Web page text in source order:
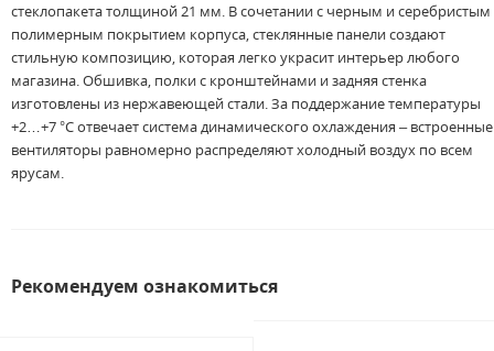
стеклопакета толщиной 21 мм. В сочетании с черным и серебристым
полимерным покрытием корпуса, стеклянные панели создают
стильную композицию, которая легко украсит интерьер любого
магазина. Обшивка, полки с кронштейнами и задняя стенка
изготовлены из нержавеющей стали. За поддержание температуры
+2…+7 °C отвечает система динамического охлаждения – встроенные
вентиляторы равномерно распределяют холодный воздух по всем
ярусам.
Рекомендуем ознакомиться